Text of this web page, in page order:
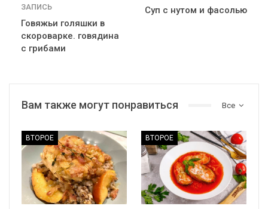
ЗАПИСЬ
Говяжьи голяшки в
скороварке. говядина
с грибами
Суп с нутом и фасолью
Все
Вам также могут понравиться
ВТОРОЕ ВТОРОЕ